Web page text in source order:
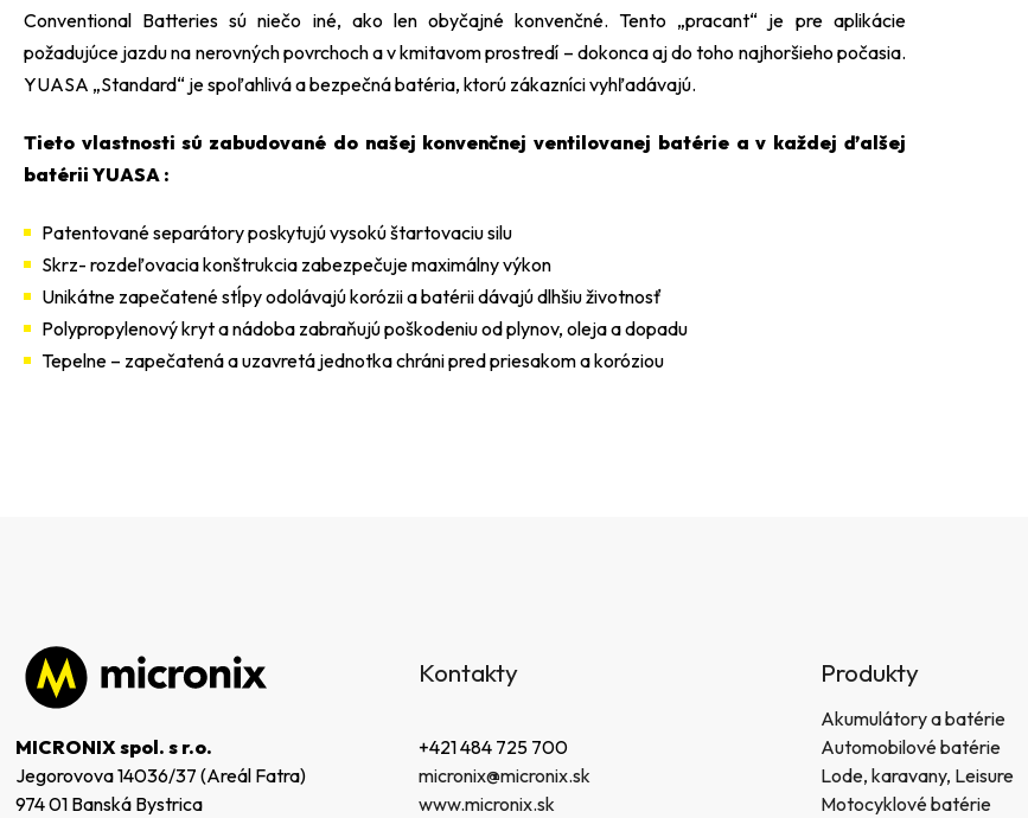
Conventional Batteries sú niečo iné, ako len obyčajné konvenčné. Tento „pracant“ je pre aplikácie
požadujúce jazdu na nerovných povrchoch a v kmitavom prostredí – dokonca aj do toho najhoršieho počasia.
YUASA „Standard“ je spoľahlivá a bezpečná batéria, ktorú zákazníci vyhľadávajú.
Tieto vlastnosti sú zabudované do našej konvenčnej ventilovanej batérie a v každej ďalšej
batérii YUASA :
Patentované separátory poskytujú vysokú štartovaciu silu
Skrz- rozdeľovacia konštrukcia zabezpečuje maximálny výkon
Unikátne zapečatené stĺpy odolávajú korózii a batérii dávajú dlhšiu životnosť
Polypropylenový kryt a nádoba zabraňujú poškodeniu od plynov, oleja a dopadu
Tepelne – zapečatená a uzavretá jednotka chráni pred priesakom a koróziou
MICRONIX spol. s r.o.
Jegorovova 14036/37 (Areál Fatra)
974 01 Banská Bystrica
Kontakty
+421 484 725 700
micronix@micronix.sk
www.micronix.sk
Produkty
Akumulátory a batérie
Automobilové batérie
Lode, karavany, Leisure
Motocyklové batérie